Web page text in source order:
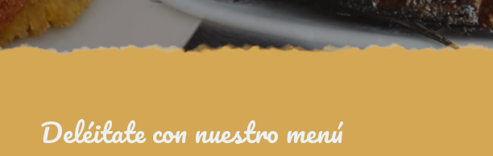
Deléitate con nuestro menú